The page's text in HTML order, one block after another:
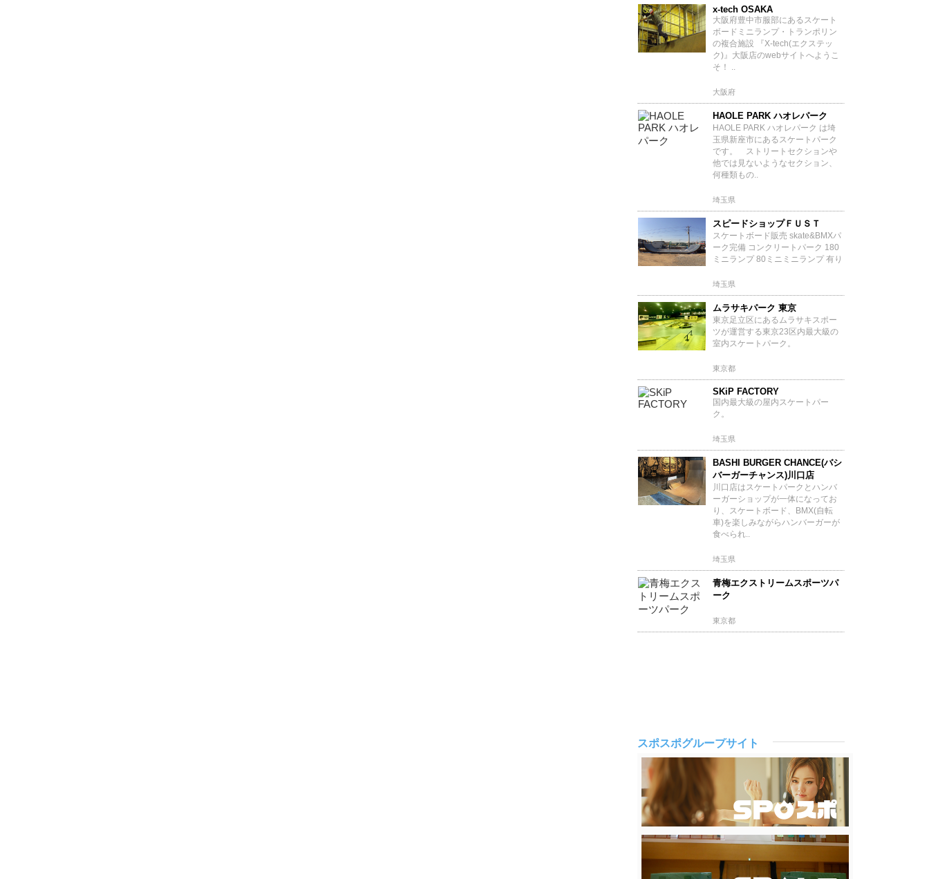
x-tech OSAKA
大阪府豊中市服部にあるスケート
ボードミニランプ・トランポリン
の複合施設 『X-tech(エクステッ
ク)』大阪店のwebサイトへようこ
そ！ ..
大阪府
HAOLE PARK ハオレパーク
HAOLE PARK ハオレパーク は埼
玉県新座市にあるスケートパーク
です。 ストリートセクションや
他では見ないようなセクション、
何種類もの..
埼玉県
スピードショップＦＵＳＴ
スケートボード販売 skate&BMXパ
ーク完備 コンクリートパーク 180
ミニランプ 80ミニミニランプ 有り
埼玉県
ムラサキパーク 東京
東京足立区にあるムラサキスポー
ツが運営する東京23区内最大級の
室内スケートパーク。
東京都
SKiP FACTORY
国内最大級の屋内スケートパー
ク。
埼玉県
BASHI BURGER CHANCE(バシ
バーガーチャンス)川口店
川口店はスケートパークとハンバ
ーガーショップが一体になってお
り、スケートボード、BMX(自転
車)を楽しみながらハンバーガーが
食べられ..
埼玉県
青梅エクストリームスポーツパ
ーク
東京都
スポスポグループサイト